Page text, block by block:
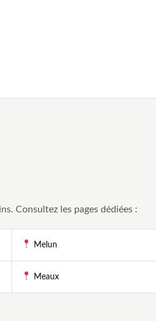
Consultez les pages dédiées :
Melun
Meaux